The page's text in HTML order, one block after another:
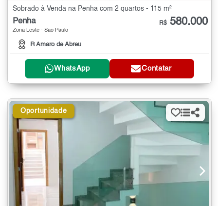
Sobrado à Venda na Penha com 2 quartos - 115 m²
Penha
Zona Leste - São Paulo
R Amaro de Abreu
R$ 580.000
WhatsApp Contatar
Oportunidade